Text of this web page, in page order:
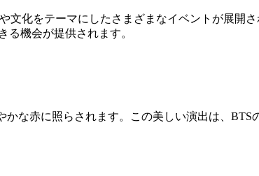
文化をテーマにしたさまざまなイベントが展開
る機会が提供されます。
な赤に照らされます。この美しい演出は、